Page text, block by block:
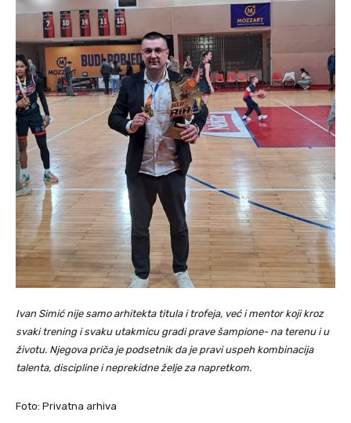
Ivan Simić nije samo arhitekta titula i trofeja, već i mentor koji kroz
svaki trening i svaku utakmicu gradi prave šampione- na terenu i u
životu. Njegova priča je podsetnik da je pravi uspeh kombinacija
talenta, discipline i neprekidne želje za napretkom.
Foto: Privatna arhiva